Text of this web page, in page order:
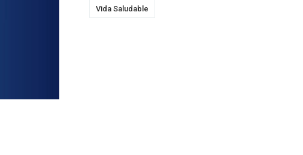
Vida Saludable